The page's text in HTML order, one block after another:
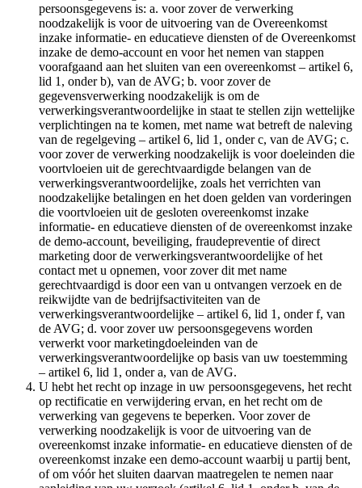
persoonsgegevens is: a. voor zover de verwerking
noodzakelijk is voor de uitvoering van de Overeenkomst
inzake informatie- en educatieve diensten of de Overeenkomst
inzake de demo-account en voor het nemen van stappen
voorafgaand aan het sluiten van een overeenkomst – artikel 6,
lid 1, onder b), van de AVG; b. voor zover de
gegevensverwerking noodzakelijk is om de
verwerkingsverantwoordelijke in staat te stellen zijn wettelijke
verplichtingen na te komen, met name wat betreft de naleving
van de regelgeving – artikel 6, lid 1, onder c, van de AVG; c.
voor zover de verwerking noodzakelijk is voor doeleinden die
voortvloeien uit de gerechtvaardigde belangen van de
verwerkingsverantwoordelijke, zoals het verrichten van
noodzakelijke betalingen en het doen gelden van vorderingen
die voortvloeien uit de gesloten overeenkomst inzake
informatie- en educatieve diensten of de overeenkomst inzake
de demo-account, beveiliging, fraudepreventie of direct
marketing door de verwerkingsverantwoordelijke of het
contact met u opnemen, voor zover dit met name
gerechtvaardigd is door een van u ontvangen verzoek en de
reikwijdte van de bedrijfsactiviteiten van de
verwerkingsverantwoordelijke – artikel 6, lid 1, onder f, van
de AVG; d. voor zover uw persoonsgegevens worden
verwerkt voor marketingdoeleinden van de
verwerkingsverantwoordelijke op basis van uw toestemming
– artikel 6, lid 1, onder a, van de AVG.
U hebt het recht op inzage in uw persoonsgegevens, het recht
op rectificatie en verwijdering ervan, en het recht om de
verwerking van gegevens te beperken. Voor zover de
verwerking noodzakelijk is voor de uitvoering van de
overeenkomst inzake informatie- en educatieve diensten of de
overeenkomst inzake een demo-account waarbij u partij bent,
of om vóór het sluiten daarvan maatregelen te nemen naar